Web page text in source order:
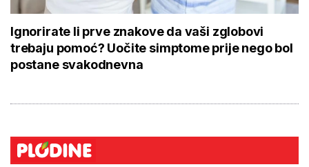
Ignorirate li prve znakove da vaši zglobovi
trebaju pomoć? Uočite simptome prije nego bol
postane svakodnevna